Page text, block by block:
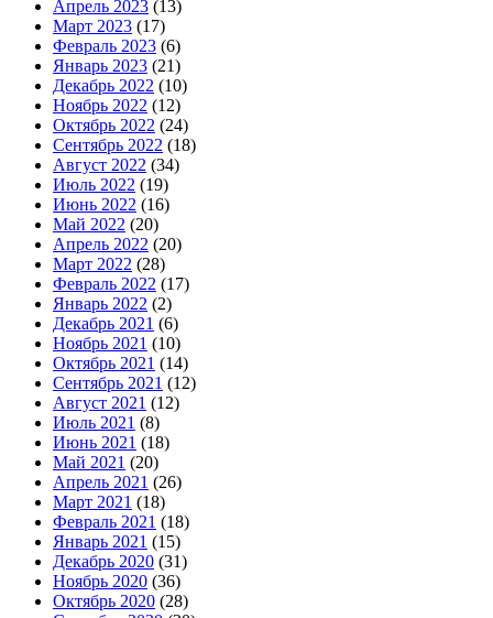
Апрель 2023 (13)
Март 2023 (17)
Февраль 2023 (6)
Январь 2023 (21)
Декабрь 2022 (10)
Ноябрь 2022 (12)
Октябрь 2022 (24)
Сентябрь 2022 (18)
Август 2022 (34)
Июль 2022 (19)
Июнь 2022 (16)
Май 2022 (20)
Апрель 2022 (20)
Март 2022 (28)
Февраль 2022 (17)
Январь 2022 (2)
Декабрь 2021 (6)
Ноябрь 2021 (10)
Октябрь 2021 (14)
Сентябрь 2021 (12)
Август 2021 (12)
Июль 2021 (8)
Июнь 2021 (18)
Май 2021 (20)
Апрель 2021 (26)
Март 2021 (18)
Февраль 2021 (18)
Январь 2021 (15)
Декабрь 2020 (31)
Ноябрь 2020 (36)
Октябрь 2020 (28)